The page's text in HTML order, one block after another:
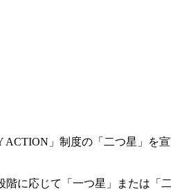
」制度の「二つ星」を宣
に応じて「一つ星」または「